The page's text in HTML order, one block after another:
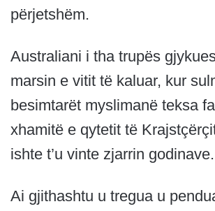
përjetshëm.
Australiani i tha trupës
marsin e vitit të kaluar, kur
besimtarët myslimanë teksa
xhamitë e qytetit të
ishte t’u vinte zjarrin godinave.
Ai gjithashtu u tregua u